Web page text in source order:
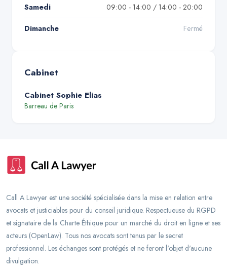
Samedi 09:00 - 14:00 / 14:00 - 20:00
Dimanche Fermé
Cabinet
Cabinet Sophie Elias
Barreau de Paris
Call A Lawyer est une société spécialisée dans la mise en relation entre
avocats et justiciables pour du conseil juridique. Respectueuse du RGPD
et signataire de la Charte Éthique pour un marché du droit en ligne et ses
acteurs (OpenLaw). Tous nos avocats sont tenus par le secret
professionnel. Les échanges sont protégés et ne feront l'objet d'aucune
divulgation.